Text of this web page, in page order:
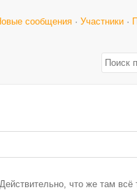
сообщения · Участники ·
что же там всё